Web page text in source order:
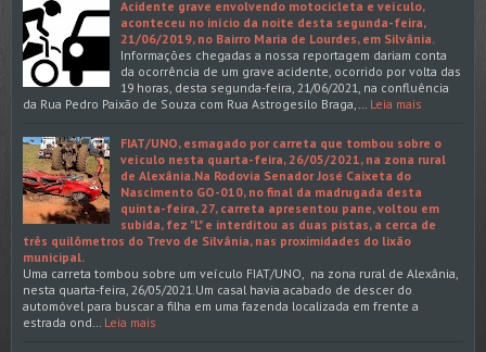
Acidente grave envolvendo motocicleta e veículo,
aconteceu no início da noite desta segunda-feira,
21/06/2019, no Bairro Maria de Lourdes, em Silvânia.
Informações chegadas a nossa reportagem dariam conta
da ocorrência de um grave acidente, ocorrido por volta das
19 horas, desta segunda-feira, 21/06/2021, na confluência
da Rua Pedro Paixão de Souza com Rua Astrogesilo Braga,… Leia mais
FIAT/UNO, esmagado por carreta que tombou sobre o
veículo nesta quarta-feira, 26/05/2021, na zona rural
de Alexânia.Na Rodovia Senador José Caixeta do
Nascimento GO-010, no final da madrugada desta
quinta-feira, 27, carreta apresentou pane, voltou em
subida, fez "L" e interditou as duas pistas, a cerca de
três quilômetros do Trevo de Silvânia, nas proximidades do lixão
municipal.
Uma carreta tombou sobre um veículo FIAT/UNO, na zona rural de Alexânia,
nesta quarta-feira, 26/05/2021.Um casal havia acabado de descer do
automóvel para buscar a filha em uma fazenda localizada em frente a
estrada ond… Leia mais